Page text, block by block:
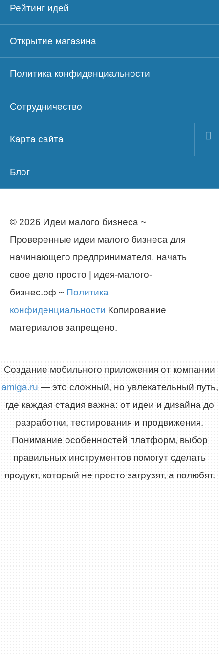
Рейтинг идей
Открытие магазина
Политика конфиденциальности
Сотрудничество
Карта сайта
Блог
© 2026 Идеи малого бизнеса ~
Проверенные идеи малого бизнеса для
начинающего предпринимателя, начать
свое дело просто | идея-малого-
бизнес.рф ~ Политика
конфиденциальности Копирование
материалов запрещено.
Создание мобильного приложения от компании
amiga.ru — это сложный, но увлекательный путь,
где каждая стадия важна: от идеи и дизайна до
разработки, тестирования и продвижения.
Понимание особенностей платформ, выбор
правильных инструментов помогут сделать
продукт, который не просто загрузят, а полюбят.